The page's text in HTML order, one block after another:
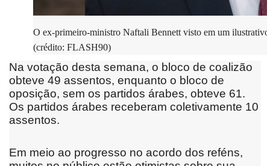
O ex-primeiro-ministro Naftali Bennett visto em um ilustrativo
(crédito: FLASH90)
Na votação desta semana, o bloco de coalizão
obteve 49 assentos, enquanto o bloco de
oposição, sem os partidos árabes, obteve 61.
Os partidos árabes receberam coletivamente 10
assentos.
Em meio ao progresso no acordo dos reféns,